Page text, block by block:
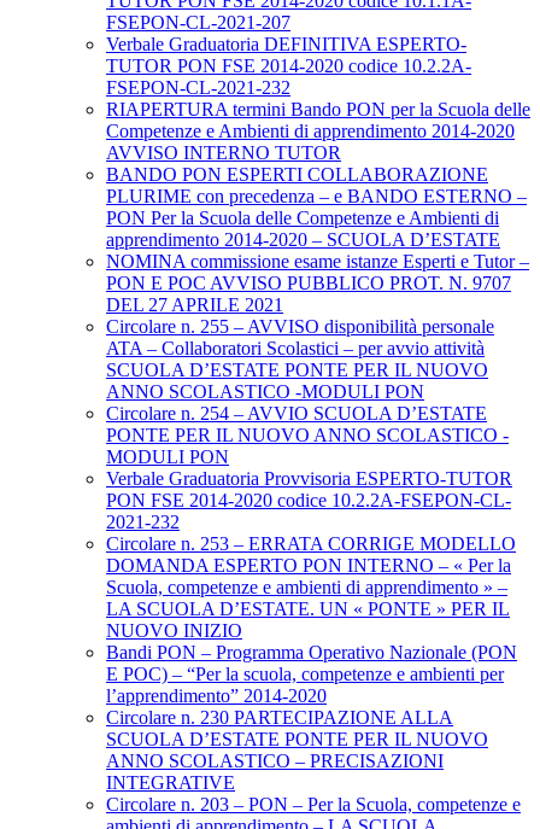
FSEPON-CL-2021-207
Verbale Graduatoria DEFINITIVA ESPERTO-
TUTOR PON FSE 2014-2020 codice 10.2.2A-
FSEPON-CL-2021-232
RIAPERTURA termini Bando PON per la Scuola delle
Competenze e Ambienti di apprendimento 2014-2020
AVVISO INTERNO TUTOR
BANDO PON ESPERTI COLLABORAZIONE
PLURIME con precedenza – e BANDO ESTERNO –
PON Per la Scuola delle Competenze e Ambienti di
apprendimento 2014-2020 – SCUOLA D’ESTATE
NOMINA commissione esame istanze Esperti e Tutor –
PON E POC AVVISO PUBBLICO PROT. N. 9707
DEL 27 APRILE 2021
Circolare n. 255 – AVVISO disponibilità personale
ATA – Collaboratori Scolastici – per avvio attività
SCUOLA D’ESTATE PONTE PER IL NUOVO
ANNO SCOLASTICO -MODULI PON
Circolare n. 254 – AVVIO SCUOLA D’ESTATE
PONTE PER IL NUOVO ANNO SCOLASTICO -
MODULI PON
Verbale Graduatoria Provvisoria ESPERTO-TUTOR
PON FSE 2014-2020 codice 10.2.2A-FSEPON-CL-
2021-232
Circolare n. 253 – ERRATA CORRIGE MODELLO
DOMANDA ESPERTO PON INTERNO – « Per la
Scuola, competenze e ambienti di apprendimento » –
LA SCUOLA D’ESTATE. UN « PONTE » PER IL
NUOVO INIZIO
Bandi PON – Programma Operativo Nazionale (PON
E POC) – “Per la scuola, competenze e ambienti per
l’apprendimento” 2014-2020
Circolare n. 230 PARTECIPAZIONE ALLA
SCUOLA D’ESTATE PONTE PER IL NUOVO
ANNO SCOLASTICO – PRECISAZIONI
INTEGRATIVE
Circolare n. 203 – PON – Per la Scuola, competenze e